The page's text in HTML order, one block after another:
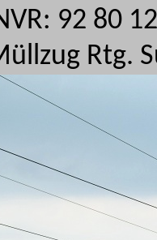
92 80
Rtg.